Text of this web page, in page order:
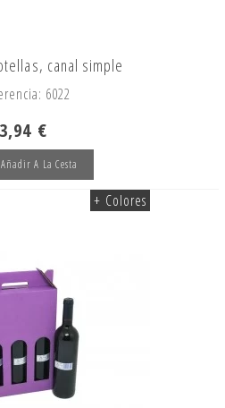
canal simple
6022
3,94 €
Añadir A La Cesta
+ Colores